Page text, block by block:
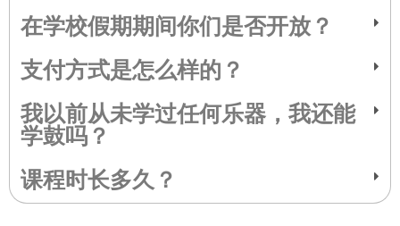
在学校假期期间你们是否开放？
支付方式是怎么样的？
我以前从未学过任何乐器，我还能
学鼓吗？
课程时长多久？